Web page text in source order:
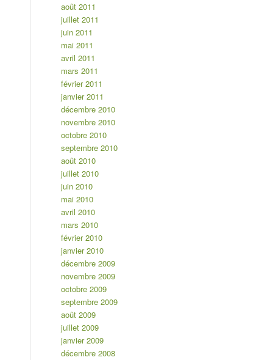
août 2011
juillet 2011
juin 2011
mai 2011
avril 2011
mars 2011
février 2011
janvier 2011
décembre 2010
novembre 2010
octobre 2010
septembre 2010
août 2010
juillet 2010
juin 2010
mai 2010
avril 2010
mars 2010
février 2010
janvier 2010
décembre 2009
novembre 2009
octobre 2009
septembre 2009
août 2009
juillet 2009
janvier 2009
décembre 2008